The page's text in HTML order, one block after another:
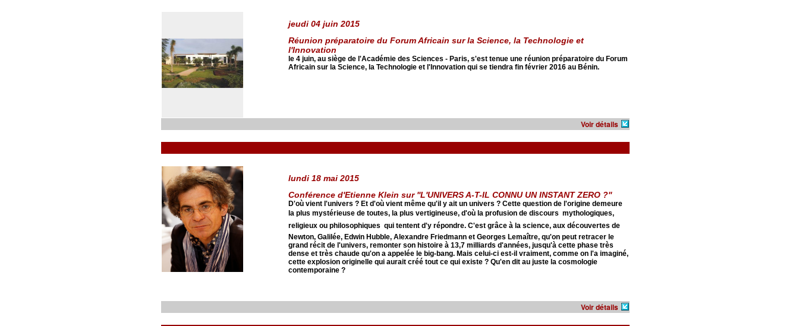
jeudi 04 juin 2015
Réunion préparatoire du Forum Africain sur la Science, la Technologie et
l'Innovation
le 4 juin, au siège de l'Académie des Sciences - Paris, s'est tenue une réunion préparatoire du Forum
Africain sur la Science, la Technologie et l'Innovation qui se tiendra fin février 2016 au Bénin.
Voir détails
lundi 18 mai 2015
Conférence d'Etienne Klein sur ''L'UNIVERS A-T-IL CONNU UN INSTANT ZERO ?''
D'où vient l'univers ? Et d'où vient même qu'il y ait un univers ? Cette question de l'origine demeure
la plus mystérieuse de toutes, la plus vertigineuse, d'où la profusion de discours  mythologiques,
religieux ou philosophiques  qui tentent d'y répondre. C'est grâce à la science, aux découvertes de
Newton, Galilée, Edwin Hubble, Alexandre Friedmann et Georges Lemaître, qu'on peut retracer le
grand récit de l'univers, remonter son histoire à 13,7 milliards d'années, jusqu'à cette phase très
dense et très chaude qu'on a appelée le big-bang. Mais celui-ci est-il vraiment, comme on l'a imaginé,
cette explosion originelle qui aurait créé tout ce qui existe ? Qu'en dit au juste la cosmologie
contemporaine ?
Voir détails